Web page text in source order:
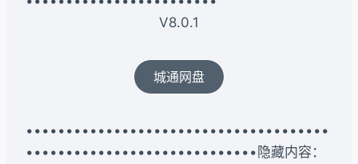
V8.0.1
城通网盘
••••••••••••••••••••••••••••••••••••••
•••••••••••••••••••••••••••••隐藏内容：